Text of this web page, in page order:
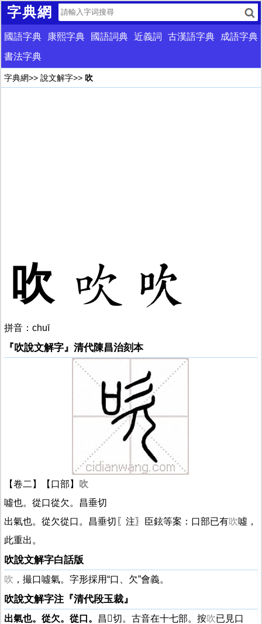
字典網
國語字典 康熙字典 國語詞典 近義詞 古漢語字典
成語字典
書法字典
字典網>> 說文解字>> 吹
吹
拼音：chuī
『吹說文解字』清代陳昌治刻本
【卷二】【口部】
吹
噓也。從口從欠。昌垂切
出氣也。從欠從口。昌垂切〖注〗臣鉉等案：口部已有吹噓，
此重出。
吹說文解字白話版
吹 ，撮口噓氣。字形採用“口、欠”會義。
吹說文解字注『清代段玉裁』
出氣也。從欠。從口。 昌 𡍮切。古音在十七部。按吹已見口